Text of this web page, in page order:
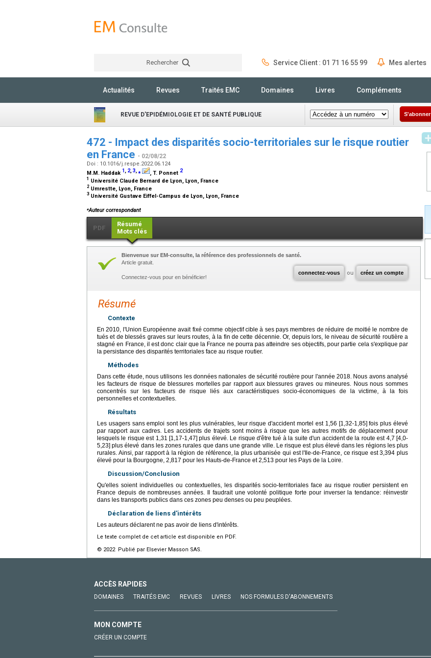
Rechercher Service Client : 01 71 16 55 99 Mes alertes
Actualités Revues Traités EMC Domaines Livres Compléments
REVUE D'EPIDÉMIOLOGIE ET DE SANTÉ PUBLIQUE S'abonner
472 - Impact des disparités socio-territoriales sur le risque routier
en France - 02/08/22
Doi : 10.1016/j.respe.2022.06.124
M.M. Haddak 1, 2,3,⁎ , T. Ponnet 2
1 Université Claude Bernard de Lyon, Lyon, France
2 Umrestte, Lyon, France
3 Université Gustave Eiffel-Campus de Lyon, Lyon, France
⁎Auteur correspondant
PDF
Résumé
Mots clés
connectez-vous ou créez un compte
Bienvenue sur EM-consulte, la référence des professionnels de santé.
Article gratuit.
Connectez-vous pour en bénéficier!
Résumé
Contexte
En 2010, l'Union Européenne avait fixé comme objectif cible à ses pays membres de réduire de moitié le nombre de
tués et de blessés graves sur leurs routes, à la fin de cette décennie. Or, depuis lors, le niveau de sécurité routière a
stagné en France, il est donc clair que la France ne pourra pas atteindre ses objectifs, pour partie cela s'explique par
la persistance des disparités territoriales face au risque routier.
Méthodes
Dans cette étude, nous utilisons les données nationales de sécurité routière pour l'année 2018. Nous avons analysé
les facteurs de risque de blessures mortelles par rapport aux blessures graves ou mineures. Nous nous sommes
concentrés sur les facteurs de risque liés aux caractéristiques socio-économiques de la victime, à la fois
personnelles et contextuelles.
Résultats
Les usagers sans emploi sont les plus vulnérables, leur risque d'accident mortel est 1,56 [1,32-1,85] fois plus élevé
par rapport aux cadres. Les accidents de trajets sont moins à risque que les autres motifs de déplacement pour
lesquels le risque est 1,31 [1,17-1,47] plus élevé. Le risque d'être tué à la suite d'un accident de la route est 4,7 [4,0-
5,23] plus élevé dans les zones rurales que dans une grande ville. Le risque est plus élevé dans les régions les plus
rurales. Ainsi, par rapport à la région de référence, la plus urbanisée qui est l'Ile-de-France, ce risque est 3,394 plus
élevé pour la Bourgogne, 2,817 pour les Hauts-de-France et 2,513 pour les Pays de la Loire.
Discussion/Conclusion
Qu'elles soient individuelles ou contextuelles, les disparités socio-territoriales face au risque routier persistent en
France depuis de nombreuses années. Il faudrait une volonté politique forte pour inverser la tendance: réinvestir
dans les transports publics dans ces zones peu denses ou peu peuplées.
Déclaration de liens d'intérêts
Les auteurs déclarent ne pas avoir de liens d'intérêts.
Le texte complet de cet article est disponible en PDF.
© 2022 Publié par Elsevier Masson SAS.
ACCÈS RAPIDES
DOMAINES TRAITÉS EMC REVUES LIVRES NOS FORMULES D'ABONNEMENTS
MON COMPTE
CRÉER UN COMPTE